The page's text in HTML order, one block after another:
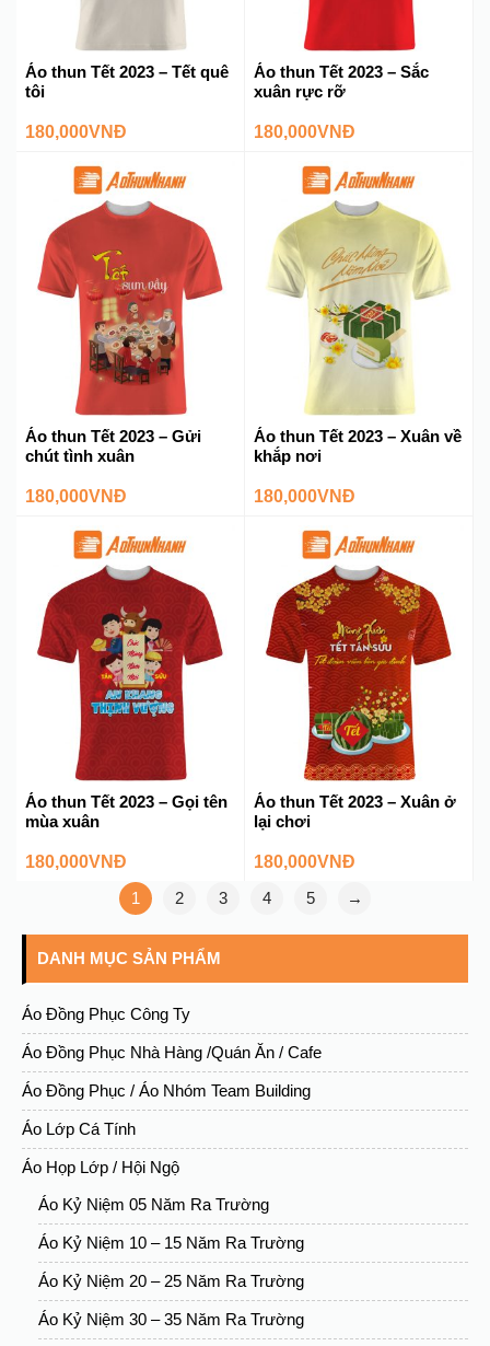
DANH MỤC SẢN PHẨM
Áo Đồng Phục Công Ty
Áo Đồng Phục Nhà Hàng /quán Ăn / Cafe
Áo Đồng Phục / Áo Nhóm Team Building
Áo Lớp Cá Tính
Áo Họp Lớp / Hội Ngộ
Áo Kỷ Niệm 05 Năm Ra Trường
Áo Kỷ Niệm 10 – 15 Năm Ra Trường
Áo Kỷ Niệm 20 – 25 Năm Ra Trường
Áo Kỷ Niệm 30 – 35 Năm Ra Trường
Nếu có bất cứ khó khăn nào cần được giải đáp hãy liên hệ ngay
với chúng tôi theo số HOTLINE:
0969 694 612 (Zalo).
Áo thun Tết 2023 – Tết quê
tôi
180,000VNĐ
Áo thun Tết 2023 – Sắc
xuân rực rỡ
180,000VNĐ
Áo thun Tết 2023 – Gửi
chút tình xuân
180,000VNĐ
Áo thun Tết 2023 – Xuân về
khắp nơi
180,000VNĐ
Áo thun Tết 2023 – Gọi tên
mùa xuân
180,000VNĐ
Áo thun Tết 2023 – Xuân ở
lại chơi
180,000VNĐ
1
2 3 4 5 →